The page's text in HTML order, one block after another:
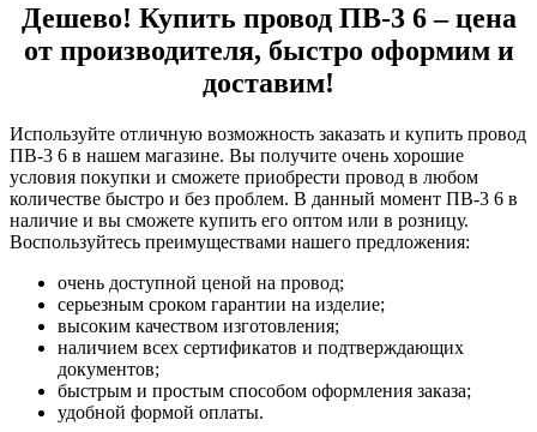
Дешево! Купить провод ПВ-3 6 – цена
от производителя, быстро оформим и
доставим!
Используйте отличную возможность заказать и купить провод
ПВ-3 6 в нашем магазине. Вы получите очень хорошие
условия покупки и сможете приобрести провод в любом
количестве быстро и без проблем. В данный момент ПВ-3 6 в
наличие и вы сможете купить его оптом или в розницу.
Воспользуйтесь преимуществами нашего предложения:
очень доступной ценой на провод;
серьезным сроком гарантии на изделие;
высоким качеством изготовления;
наличием всех сертификатов и подтверждающих
документов;
быстрым и простым способом оформления заказа;
удобной формой оплаты.